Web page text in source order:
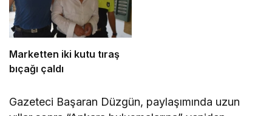
Marketten iki kutu tıraş
bıçağı çaldı
Gazeteci Başaran Düzgün, paylaşımında uzun